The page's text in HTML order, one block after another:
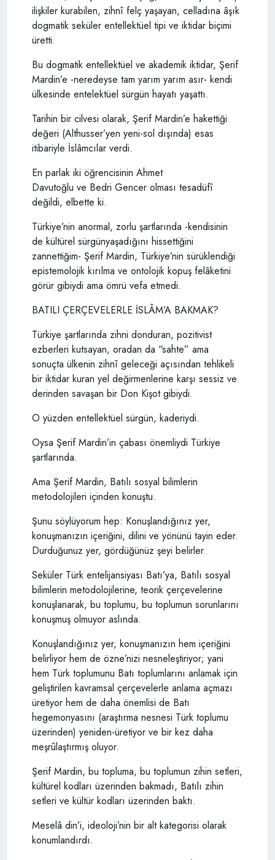
ilişkiler kurabilen, zihnî felç yaşayan, celladına âşık
dogmatik seküler entellektüel tipi ve iktidar biçimi
üretti.
Bu dogmatik entellektüel ve akademik iktidar, Şerif
Mardin’e -neredeyse tam yarım yarım asır- kendi
ülkesinde entelektüel sürgün hayatı yaşattı.
Tarihin bir cilvesi olarak, Şerif Mardin’e hakettiği
değeri (Althusser’yen yeni-sol dışında) esas
itibariyle İslâmcılar verdi.
En parlak iki öğrencisinin Ahmet
Davutoğlu ve Bedri Gencer olması tesadüfî
değildi, elbette ki.
Türkiye’nin anormal, zorlu şartlarında -kendisinin
de kültürel sürgünyaşadığını hissettiğini
zannettiğim- Şerif Mardin, Türkiye’nin sürüklendiği
epistemolojik kırılma ve ontolojik kopuş felâketini
görür gibiydi ama ömrü vefa etmedi.
BATILI ÇERÇEVELERLE İSLÂM’A BAKMAK?
Türkiye şartlarında zihni donduran, pozitivist
ezberleri kutsayan, oradan da “sahte” ama
sonuçta ülkenin zihnî geleceği açısından tehlikeli
bir iktidar kuran yel değirmenlerine karşı sessiz ve
derinden savaşan bir Don Kişot gibiydi.
O yüzden entellektüel sürgün, kaderiydi.
Oysa Şerif Mardin’in çabası önemliydi Türkiye
şartlarında.
Ama Şerif Mardin, Batılı sosyal bilimlerin
metodolojileri içinden konuştu.
Şunu söylüyorum hep: Konuşlandığınız yer,
konuşmanızın içeriğini, dilini ve yönünü tayin eder.
Durduğunuz yer, gördüğünüz şeyi belirler.
Seküler Türk entelijansiyası Batı’ya, Batılı sosyal
bilimlerin metodolojilerine, teorik çerçevelerine
konuşlanarak, bu toplumu, bu toplumun sorunlarını
konuşmuş olmuyor aslında.
Konuşlandığınız yer, konuşmanızın hem içeriğini
belirliyor hem de özne’nizi nesneleştiriyor; yani
hem Türk toplumunu Batı toplumlarını anlamak için
geliştirilen kavramsal çerçevelerle anlama açmazı
üretiyor hem de daha önemlisi de Batı
hegemonyasını (araştırma nesnesi Türk toplumu
üzerinden) yeniden-üretiyor ve bir kez daha
meşrûlaştırmış oluyor.
Şerif Mardin, bu topluma, bu toplumun zihin setleri,
kültürel kodları üzerinden bakmadı, Batılı zihin
setleri ve kültür kodları üzerinden baktı.
Meselâ din’i, ideoloji’nin bir alt kategorisi olarak
konumlandırdı.